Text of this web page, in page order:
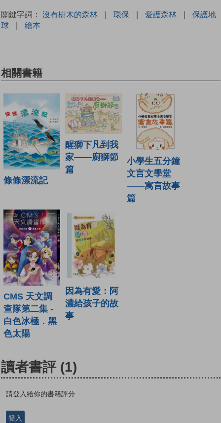
關鍵字詞： 沒有樹木的森林 | 環保 | 愛護森林 |
保護地
球
| 繪本
相關書籍
條條漂流記
醒獅下凡到我
家——廚獅節
篇
小學生五分鐘
文言文學堂
——寓言故事
篇
CMS 天文調
查隊第二集 -
白色冰極．黑
色太陽
因為有愛：阿
濃給孩子的故
事
讀者書評 (1)
請登入給你的書籍評分
登入